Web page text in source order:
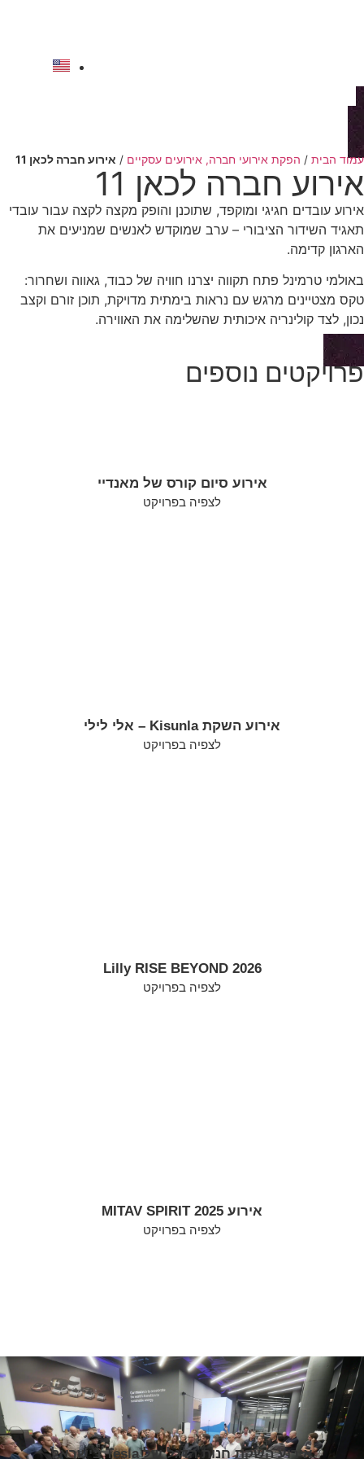
עמוד הבית / הפקת אירועי חברה, אירועים עסקיים / אירוע חברה לכאן 11
אירוע חברה לכאן 11
אירוע עובדים חגיגי ומוקפד, שתוכנן והופק מקצה לקצה עבור עובדי
תאגיד השידור הציבורי – ערב שמוקדש לאנשים שמניעים את
הארגון קדימה.
באולמי טרמינל פתח תקווה יצרנו חוויה של כבוד, גאווה ושחרור:
טקס מצטיינים מרגש עם נראות בימתית מדויקת, תוכן זורם וקצב
נכון, לצד קולינריה איכותית שהשלימה את האווירה.
פרויקטים נוספים
אירוע סיום קורס של מאנדיי
לצפיה בפרויקט
אירוע השקת Kisunla – אלי לילי
לצפיה בפרויקט
Lilly RISE BEYOND 2026
לצפיה בפרויקט
אירוע MITAV SPIRIT 2025
לצפיה בפרויקט
אירוע השקת חנות הדגל של Tesla בישראל